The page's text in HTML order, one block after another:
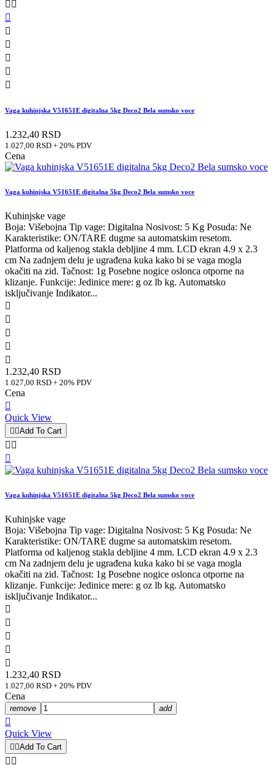
 






Vaga kuhinjska V51651E digitalna 5kg Deco2 Bela sumsko voce
1.232,40 RSD
1.027,00 RSD + 20% PDV
Cena
Vaga kuhinjska V51651E digitalna 5kg Deco2 Bela sumsko voce
Kuhinjske vage
Boja: Višebojna Tip vage: Digitalna Nosivost: 5 Kg Posuda: Ne
Karakteristike: ON/TARE dugme sa automatskim resetom.
Platforma od kaljenog stakla debljine 4 mm. LCD ekran 4.9 x 2.3
cm Na zadnjem delu je ugrađena kuka kako bi se vaga mogla
okačiti na zid. Tačnost: 1g Posebne nogice oslonca otporne na
klizanje. Funkcije: Jedinice mere: g oz lb kg. Automatsko
isključivanje Indikator...





1.232,40 RSD
1.027,00 RSD + 20% PDV
Cena

Quick View
Add To Cart
 

Vaga kuhinjska V51651E digitalna 5kg Deco2 Bela sumsko voce
Kuhinjske vage
Boja: Višebojna Tip vage: Digitalna Nosivost: 5 Kg Posuda: Ne
Karakteristike: ON/TARE dugme sa automatskim resetom.
Platforma od kaljenog stakla debljine 4 mm. LCD ekran 4.9 x 2.3
cm Na zadnjem delu je ugrađena kuka kako bi se vaga mogla
okačiti na zid. Tačnost: 1g Posebne nogice oslonca otporne na
klizanje. Funkcije: Jedinice mere: g oz lb kg. Automatsko
isključivanje Indikator...





1.232,40 RSD
1.027,00 RSD + 20% PDV
Cena
remove add

Quick View
Add To Cart
 